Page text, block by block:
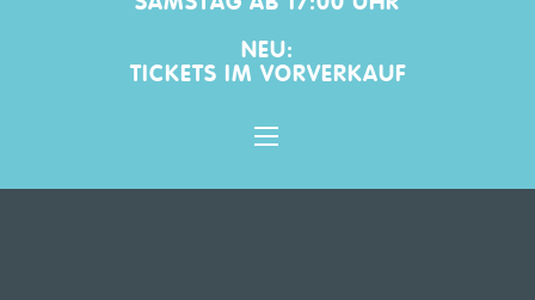
NEU:
TICKETS IM VORVERKAUF